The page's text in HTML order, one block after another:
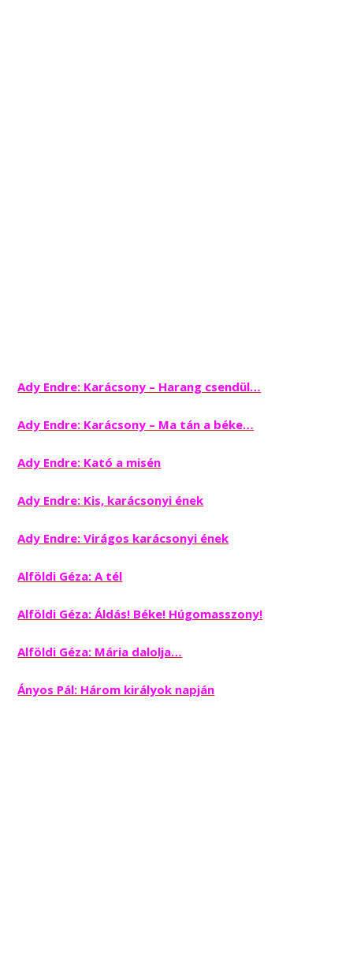
Ady Endre: Karácsony – Harang csendül…
Ady Endre: Karácsony – Ma tán a béke…
Ady Endre: Kató a misén
Ady Endre: Kis, karácsonyi ének
Ady Endre: Virágos karácsonyi ének
Alföldi Géza: A tél
Alföldi Géza: Áldás! Béke! Húgomasszony!
Alföldi Géza: Mária dalolja…
Ányos Pál: Három királyok napján